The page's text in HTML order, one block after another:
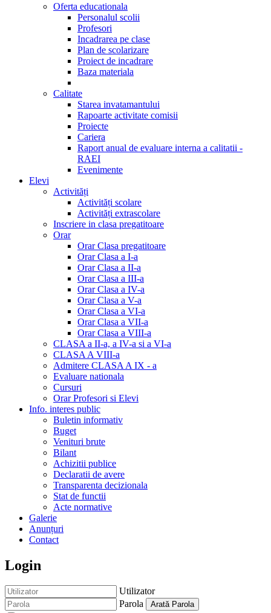
Oferta educationala
Personalul scolii
Profesori
Incadrarea pe clase
Plan de scolarizare
Proiect de incadrare
Baza materiala
Calitate
Starea invatamantului
Rapoarte activitate comisii
Proiecte
Cariera
Raport anual de evaluare interna a calitatii -
RAEI
Evenimente
Elevi
Activități
Activități scolare
Activități extrascolare
Inscriere in clasa pregatitoare
Orar
Orar Clasa pregatitoare
Orar Clasa a I-a
Orar Clasa a II-a
Orar Clasa a III-a
Orar Clasa a IV-a
Orar Clasa a V-a
Orar Clasa a VI-a
Orar Clasa a VII-a
Orar Clasa a VIII-a
CLASA a II-a, a IV-a si a VI-a
CLASA A VIII-a
Admitere CLASA A IX - a
Evaluare nationala
Cursuri
Orar Profesori si Elevi
Info. interes public
Buletin informativ
Buget
Venituri brute
Bilant
Achizitii publice
Declaratii de avere
Transparenta decizionala
Stat de functii
Acte normative
Galerie
Anunțuri
Contact
Login
Utilizator
Parola
Arată Parola